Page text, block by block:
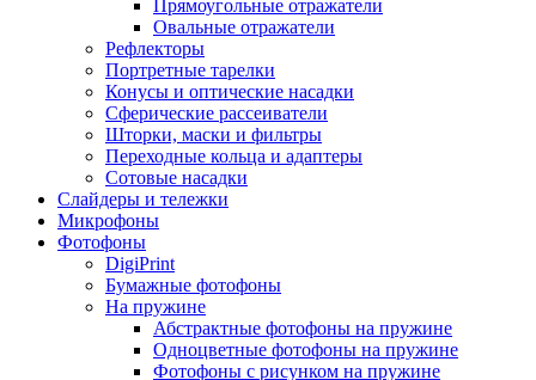
Прямоугольные отражатели
Овальные отражатели
Рефлекторы
Портретные тарелки
Конусы и оптические насадки
Сферические рассеиватели
Шторки, маски и фильтры
Переходные кольца и адаптеры
Сотовые насадки
Слайдеры и тележки
Микрофоны
Фотофоны
DigiPrint
Бумажные фотофоны
На пружине
Абстрактные фотофоны на пружине
Одноцветные фотофоны на пружине
Фотофоны с рисунком на пружине